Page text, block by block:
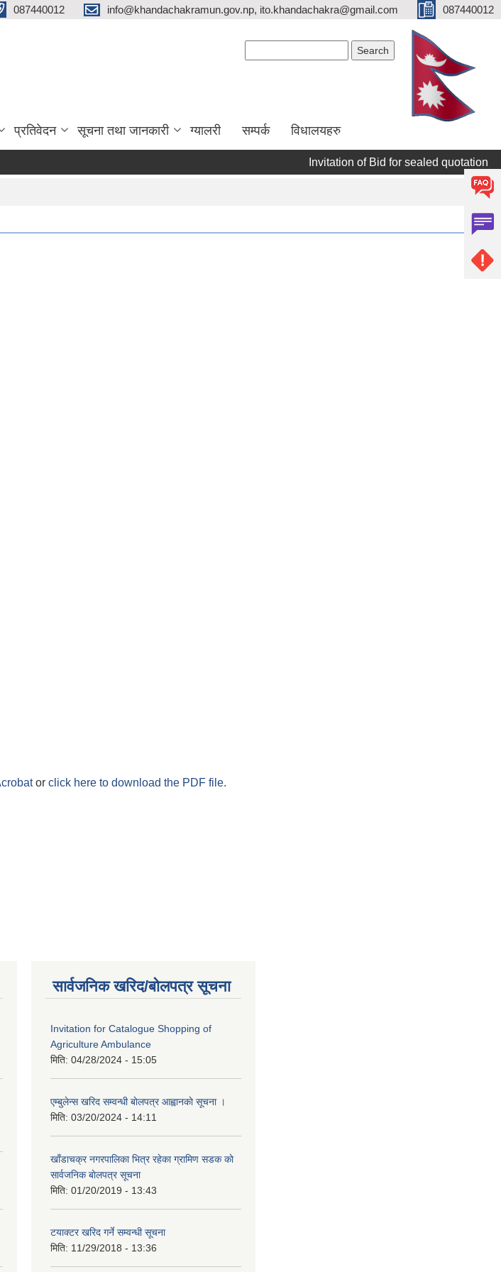
087440012 info@khandachakramun.gov.np, ito.khandachakra@gmail.com 087440012
प्रतिवेदन सूचना तथा जानकारी ग्यालरी सम्पर्क विधालयहरु
Invitation of Bid for sealed quotation
or click here to download the PDF file.
सार्वजनिक खरिद/बोलपत्र सूचना
Invitation for Catalogue Shopping of
Agriculture Ambulance
मिति: 04/28/2024 - 15:05
एम्बुलेन्स खरिद सम्वन्धी बाेलपत्र आह्वानकाे सूचना ।
मिति: 03/20/2024 - 14:11
खाँडाचक्र नगरपालिका भित्र रहेका ग्रामिण सडक काे
सार्वजनिक बाेलपत्र सूचना
मिति: 01/20/2019 - 13:43
टयाक्टर खरिद गर्ने सम्वन्धी सूचना
मिति: 11/29/2018 - 13:36